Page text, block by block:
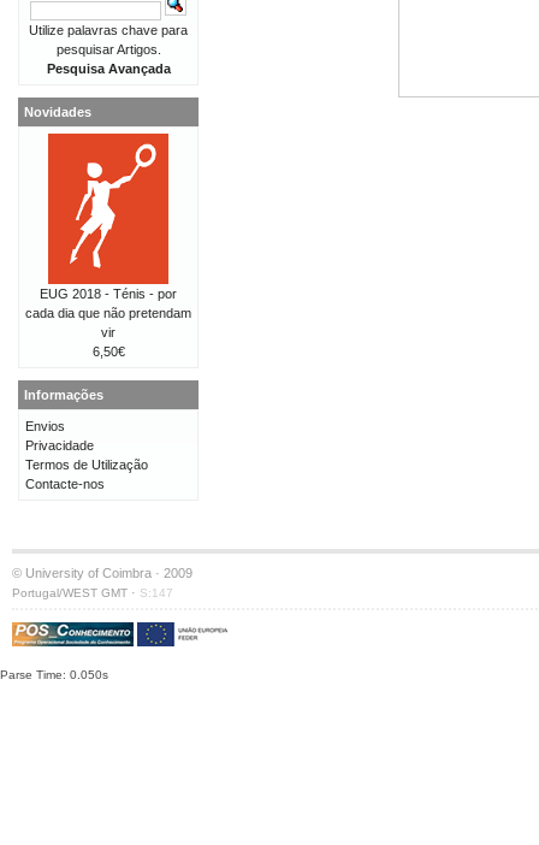
Utilize palavras chave para
pesquisar Artigos.
Pesquisa Avançada
Novidades
EUG 2018 - Ténis - por
cada dia que não pretendam
vir
6,50€
Informações
Envios
Privacidade
Termos de Utilização
Contacte-nos
© University of Coimbra · 2009
Portugal/WEST GMT · S:147
Parse Time: 0.050s